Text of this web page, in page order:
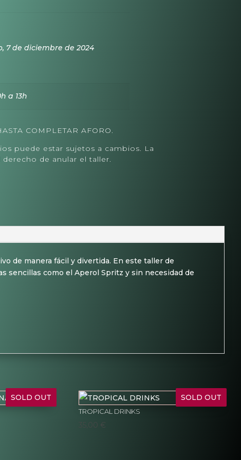
7 de diciembre de 2024
a 13h
COMPLETAR AFORO.
puede estar sujetos a cambios. La
de anular el taller.
de manera fácil y divertida. En este taller de
sencillas como el Aperol Spritz y sin necesidad de
SOLD OUT SOLD OUT
TROPICAL DRINKS
35,00 €